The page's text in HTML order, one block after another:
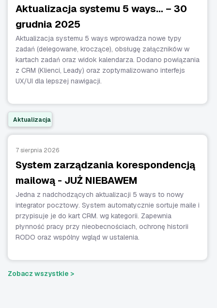
Aktualizacja systemu 5 ways… – 30
grudnia 2025
Aktualizacja systemu 5 ways wprowadza nowe typy
zadań (delegowane, kroczące), obsługę załączników w
kartach zadań oraz widok kalendarza. Dodano powiązania
z CRM (Klienci, Leady) oraz zoptymalizowano interfejs
UX/UI dla lepszej nawigacji.
Aktualizacja
7 sierpnia 2026
System zarządzania korespondencją
mailową - JUŻ NIEBAWEM
Jedna z nadchodzących aktualizacji 5 ways to nowy
integrator pocztowy. System automatycznie sortuje maile i
przypisuje je do kart CRM. wg kategorii. Zapewnia
płynność pracy przy nieobecnościach, ochronę historii
RODO oraz wspólny wgląd w ustalenia.
Zobacz wszystkie >